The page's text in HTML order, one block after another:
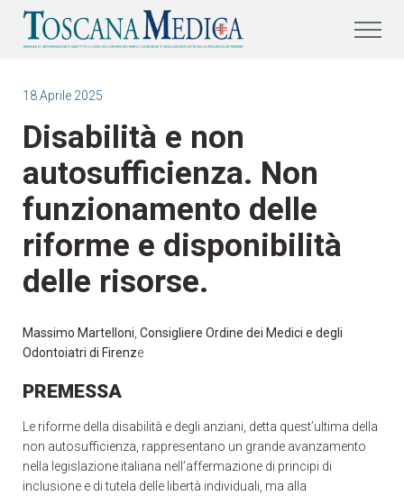
18 Aprile 2025
Disabilità e non
autosufficienza. Non
funzionamento delle
riforme e disponibilità
delle risorse.
Massimo Martelloni Consigliere Ordine dei Medici e degli
Odontoiatri di Firenze
PREMESSA
Le riforme della disabilità e degli anziani, detta quest’ultima della
non autosufficienza, rappresentano un grande avanzamento
nella legislazione italiana nell’affermazione di principi di
inclusione e di tutela delle libertà individuali, ma alla